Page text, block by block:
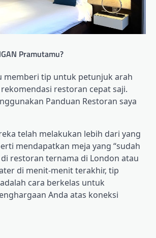
Pramutamu?
memberi tip untuk petunjuk arah
restoran cepat saji.
Panduan Restoran saya
telah melakukan lebih dari yang
mendapatkan meja yang “sudah
restoran ternama di London atau
di menit-menit terakhir, tip
cara berkelas untuk
Anda atas koneksi